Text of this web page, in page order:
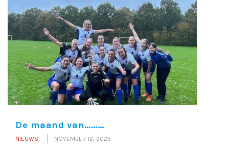
De maand van………
NIEUWS NOVEMBER 12, 2023